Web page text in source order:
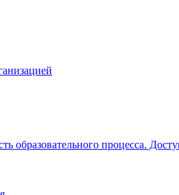
образовательного процесса.